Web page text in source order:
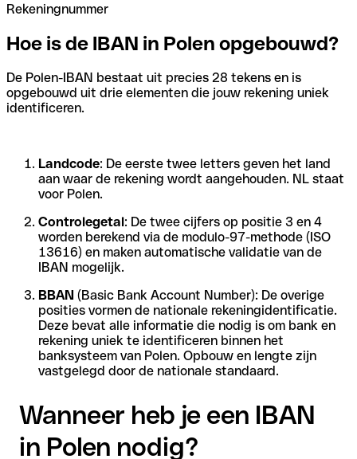
Rekeningnummer
Hoe is de IBAN in Polen opgebouwd?
De Polen-IBAN bestaat uit precies 28 tekens en is
opgebouwd uit drie elementen die jouw rekening uniek
identificeren.
Landcode: De eerste twee letters geven het land
aan waar de rekening wordt aangehouden. NL staat
voor Polen.
Controlegetal: De twee cijfers op positie 3 en 4
worden berekend via de modulo-97-methode (ISO
13616) en maken automatische validatie van de
IBAN mogelijk.
BBAN (Basic Bank Account Number): De overige
posities vormen de nationale rekeningidentificatie.
Deze bevat alle informatie die nodig is om bank en
rekening uniek te identificeren binnen het
banksysteem van Polen. Opbouw en lengte zijn
vastgelegd door de nationale standaard.
Wanneer heb je een IBAN
in Polen nodig?